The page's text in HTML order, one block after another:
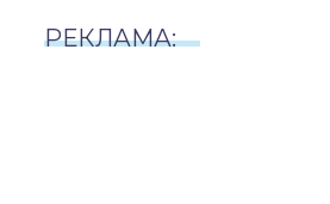
РЕКЛАМА: